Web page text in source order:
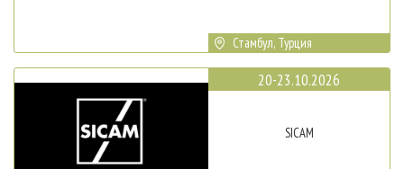
Стамбул, Турция
20-23.10.2026
SICAM